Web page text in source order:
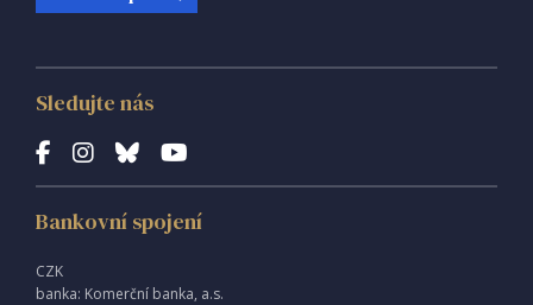
Sledujte nás
Bankovní spojení
CZK
banka: Komerční banka, a.s.